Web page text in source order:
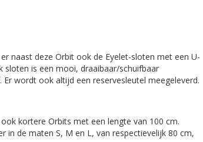
naast deze Orbit ook de Eyelet-sloten met een U-
sloten is een mooi, draaibaar/schuifbaar
wordt ook altijd een reservesleutel meegeleverd.
ook kortere Orbits met een lengte van 100 cm.
in de maten S, M en L, van respectievelijk 80 cm,